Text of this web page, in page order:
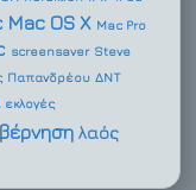
Mac OS X Mac Pro
screensaver Steve
Παπανδρέου ΔΝΤ
εκλογές
λαός